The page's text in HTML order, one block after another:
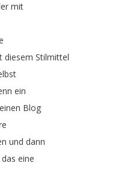
mit
diesem Stilmittel
ein
einen Blog
und dann
das eine